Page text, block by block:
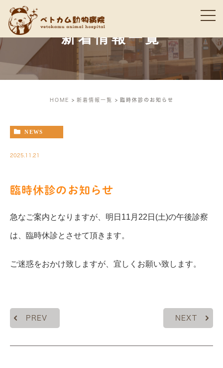
新着情報一覧
HOME 新着情報一覧 臨時休診のお知らせ
NEWS
2025.11.21
臨時休診のお知らせ
急なご案内となりますが、明日11月22日(土)の午後診察
は、臨時休診とさせて頂きます。
ご迷惑をおかけ致しますが、宜しくお願い致します。
PREV NEXT